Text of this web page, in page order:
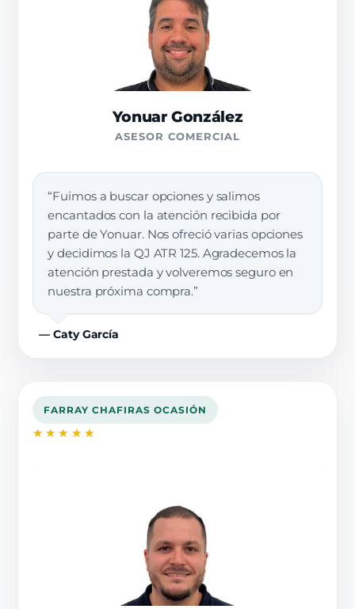
Yonuar González
ASESOR COMERCIAL
“Fuimos a buscar opciones y salimos
encantados con la atención recibida por
parte de Yonuar. Nos ofreció varias opciones
y decidimos la QJ ATR 125. Agradecemos la
atención prestada y volveremos seguro en
nuestra próxima compra.”
— Caty García
FARRAY CHAFIRAS OCASIÓN
★★★★★